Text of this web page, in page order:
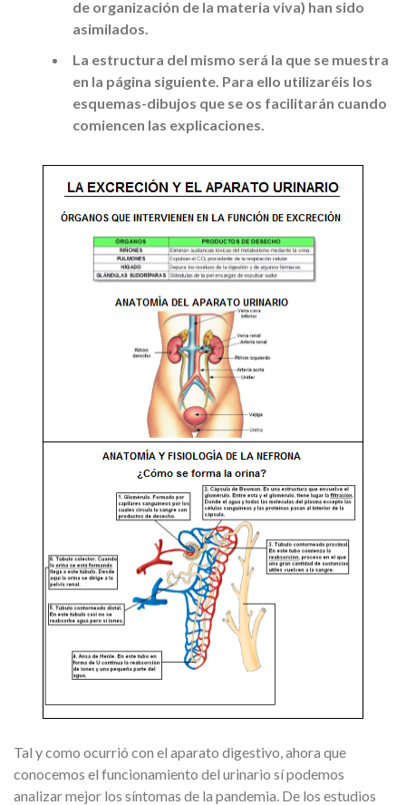
de organización de la materia viva) han sido
asimilados.
La estructura del mismo será la que se muestra
en la página siguiente. Para ello utilizaréis los
esquemas-dibujos que se os facilitarán cuando
comiencen las explicaciones.
Tal y como ocurrió con el aparato digestivo, ahora que
conocemos el funcionamiento del urinario sí podemos
analizar mejor los síntomas de la pandemia. De los estudios